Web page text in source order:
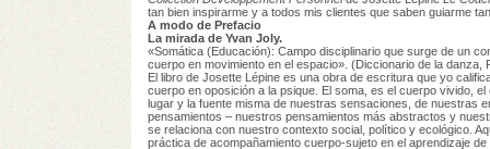
tan bien inspirarme y a todos mis clientes que saben guiarme
A modo de Prefacio
La mirada de Yvan Joly.
«Somática (Educación): Campo disciplinario que surge de un
cuerpo en movimiento en el espacio». (Diccionario de la
El libro de Josette Lépine es una obra de escritura que yo
cuerpo en oposición a la psique. El soma, es el cuerpo vivido,
lugar y la fuente misma de nuestras sensaciones, de nuestras
pensamientos – nuestros pensamientos más abstractos y
se relaciona con nuestro contexto social, político y ecológico.
práctica de acompañamiento cuerpo-sujeto en el aprendizaje